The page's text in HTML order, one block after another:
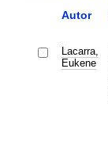
Autor
Lacarra,
Eukene